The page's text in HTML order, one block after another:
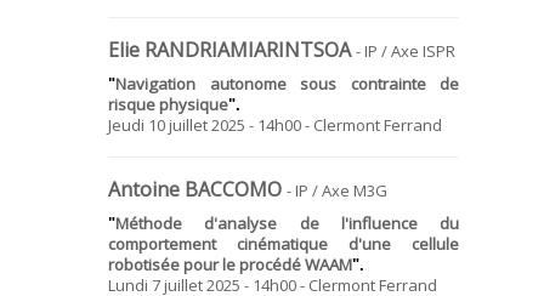
Elie RANDRIAMIARINTSOA- IP / Axe ISPR
"Navigation autonome sous contrainte de
risque physique".
Jeudi 10 juillet 2025 - 14h00 - Clermont Ferrand
Antoine BACCOMO - IP / Axe M3G
"Méthode d'analyse de l'influence du
comportement cinématique d'une cellule
robotisée pour le procédé WAAM".
Lundi 7 juillet 2025 - 14h00 - Clermont Ferrand